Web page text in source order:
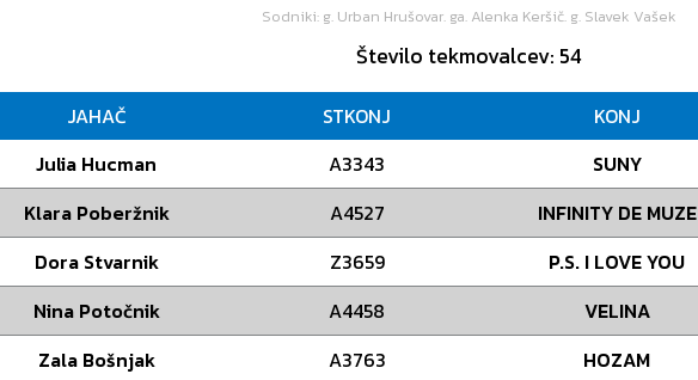
Sodniki: g. Urban Hrušovar. ga. Alenka Keršič. g. Slavek Vašek
Število tekmovalcev: 54
JAHAČ STKONJ KONJ
Julia Hucman A3343 SUNY
Klara Poberžnik A4527 INFINITY DE MUZE
Dora Stvarnik Z3659 P.S. I LOVE YOU
Nina Potočnik A4458 VELINA
Zala Bošnjak A3763 HOZAM